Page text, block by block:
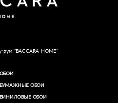
“BACCARA HOME”
ОБОИ
БУМАЖНЫЕ ОБОИ
ВИНИЛОВЫЕ ОБОИ​